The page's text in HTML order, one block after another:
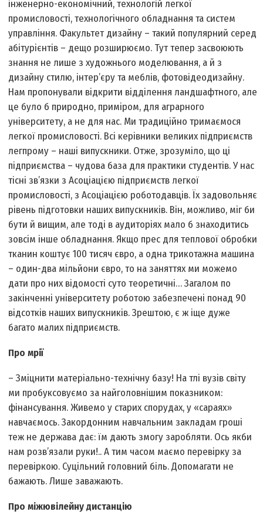
інженерно-економічний, технологій легкої
промисловості, технологічного обладнання та систем
управління. Факультет дизайну – такий популярний серед
абітурієнтів – дещо розширюємо. Тут тепер засвоюють
знання не лише з художнього моделювання, а й з
дизайну стилю, інтер’єру та меблів, фотовідеодизайну.
Нам пропонували відкрити відділення ландшафтного, але
це було б природно, приміром, для аграрного
університету, а не для нас. Ми традиційно тримаємося
легкої промисловості. Всі керівники великих підприємств
легпрому – наші випускники. Отже, зрозуміло, що ці
підприємства – чудова база для практики студентів. У нас
тісні зв’язки з Асоціацією підприємств легкої
промисловості, з Асоціацією роботодавців. Їх задовольняє
рівень підготовки наших випускників. Він, можливо, міг би
бути й вищим, але тоді в аудиторіях мало б знаходитись
зовсім інше обладнання. Якщо прес для теплової обробки
тканин коштує 100 тисяч євро, а одна трикотажна машина
– один-два мільйони євро, то на заняттях ми можемо
дати про них відомості суто теоретичні… Загалом по
закінченні університету роботою забезпечені понад 90
відсотків наших випускників. Зрештою, є ж іще дуже
багато малих підприємств.
Про мрії
– Зміцнити матеріально-технічну базу! На тлі вузів світу
ми пробуксовуємо за найголовнішим показником:
фінансування. Живемо у старих спорудах, у «сараях»
навчаємось. Закордонним навчальним закладам гроші
теж не держава дає: їм дають змогу заробляти. Ось якби
нам розв’язали руки!.. А тим часом маємо перевірку за
перевіркою. Суцільний головний біль. Допомагати не
бажають. Лише заважають.
Про міжювілейну дистанцію